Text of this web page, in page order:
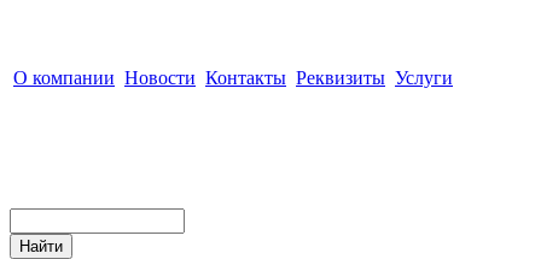
О компании Новости Контакты Реквизиты Услуги